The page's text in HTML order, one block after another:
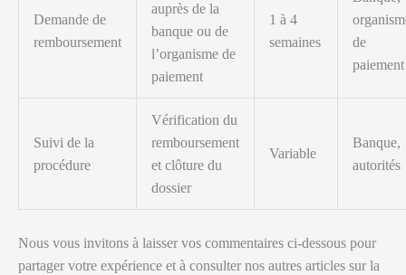
Demande de
remboursement
auprès de la
banque ou de
l’organisme de
paiement
1 à 4
semaines
de
paiement
Suivi de la
procédure
Vérification du
remboursement
et clôture du
dossier
Variable
Banque,
autorités
Nous vous invitons à laisser vos commentaires ci-dessous pour
partager votre expérience et à consulter nos autres articles sur la